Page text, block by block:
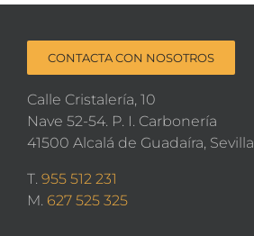
CONTACTA CON NOSOTROS
Calle Cristalería, 10
Nave 52-54. P. I. Carbonería
41500 Alcalá de Guadaíra, Sevilla
T. 955 512 231
M. 627 525 325